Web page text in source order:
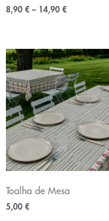
8,90 € – 14,90 €
Toalha de Mesa
5,00 €